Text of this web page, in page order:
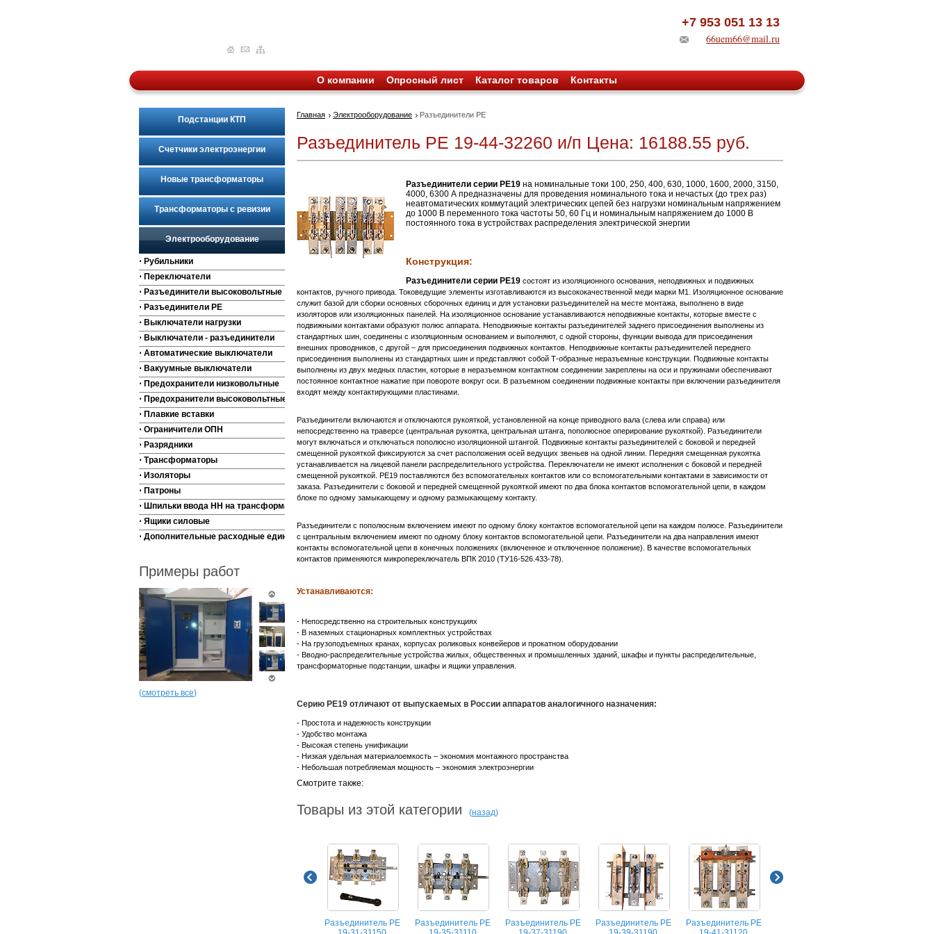
+7 953 051 13 13
66uem66@mail.ru
О компании Опросный лист Каталог товаров Контакты
Подстанции КТП
Счетчики электроэнергии
Новые трансформаторы
Трансформаторы с ревизии
Электрооборудование
⋅ Рубильники
⋅ Переключатели
⋅ Разъединители высоковольтные
⋅ Разъединители РЕ
⋅ Выключатели нагрузки
⋅ Выключатели - разъединители
⋅ Автоматические выключатели
⋅ Вакуумные выключатели
⋅ Предохранители низковольтные
⋅ Предохранители высоковольтные
⋅ Плавкие вставки
⋅ Ограничители ОПН
⋅ Разрядники
⋅ Трансформаторы
⋅ Изоляторы
⋅ Патроны
⋅ Шпильки ввода НН на трансформаторы
⋅ Ящики силовые
⋅ Дополнительные расходные единицы
Примеры работ
(смотреть все)
Главная Электрооборудование Разъединители РЕ
Разъединитель РЕ 19-44-32260 и/п Цена: 16188.55 руб.
Разъединители серии РЕ19 на номинальные токи 100, 250, 400, 630, 1000, 1600, 2000, 3150,
4000, 6300 А предназначены для проведения номинального тока и нечастых (до трех раз)
неавтоматических коммутаций электрических цепей без нагрузки номинальным напряжением
до 1000 В переменного тока частоты 50, 60 Гц и номинальным напряжением до 1000 В
постоянного тока в устройствах распределения электрической энергии
Конструкция:
Разъединители серии РЕ19 состоят из изоляционного основания, неподвижных и подвижных
контактов, ручного привода. Токоведущие элементы изготавливаются из высококачественной меди марки М1. Изоляционное основание
служит базой для сборки основных сборочных единиц и для установки разъединителей на месте монтажа, выполнено в виде
изоляторов или изоляционных панелей. На изоляционное основание устанавливаются неподвижные контакты, которые вместе с
подвижными контактами образуют полюс аппарата. Неподвижные контакты разъединителей заднего присоединения выполнены из
стандартных шин, соединены с изоляционным основанием и выполняют, с одной стороны, функции вывода для присоединения
внешних проводников, с другой – для присоединения подвижных контактов. Неподвижные контакты разъединителей переднего
присоединения выполнены из стандартных шин и представляют собой Т-образные неразъемные конструкции. Подвижные контакты
выполнены из двух медных пластин, которые в неразъемном контактном соединении закреплены на оси и пружинами обеспечивают
постоянное контактное нажатие при повороте вокруг оси. В разъемном соединении подвижные контакты при включении разъединителя
входят между контактирующими пластинами.
Разъединители включаются и отключаются рукояткой, установленной на конце приводного вала (слева или справа) или
непосредственно на траверсе (центральная рукоятка, центральная штанга, пополюсное оперирование рукояткой). Разъединители
могут включаться и отключаться пополюсно изоляционной штангой. Подвижные контакты разъединителей с боковой и передней
смещенной рукояткой фиксируются за счет расположения осей ведущих звеньев на одной линии. Передняя смещенная рукоятка
устанавливается на лицевой панели распределительного устройства. Переключатели не имеют исполнения с боковой и передней
смещенной рукояткой. РЕ19 поставляются без вспомогательных контактов или со вспомогательными контактами в зависимости от
заказа. Разъединители с боковой и передней смещенной рукояткой имеют по два блока контактов вспомогательной цепи, в каждом
блоке по одному замыкающему и одному размыкающему контакту.
Разъединители с пополюсным включением имеют по одному блоку контактов вспомогательной цепи на каждом полюсе. Разъединители
с центральным включением имеют по одному блоку контактов вспомогательной цепи. Разъединители на два направления имеют
контакты вспомогательной цепи в конечных положениях (включенное и отключенное положение). В качестве вспомогательных
контактов применяются микропереключатель ВПК 2010 (ТУ16-526.433-78).
Устанавливаются:
- Непосредственно на строительных конструкциях
- В наземных стационарных комплектных устройствах
- На грузоподъемных кранах, корпусах роликовых конвейеров и прокатном оборудовании
- Вводно-распределительные устройства жилых, общественных и промышленных зданий, шкафы и пункты распределительные,
трансформаторные подстанции, шкафы и ящики управления.
Серию РЕ19 отличают от выпускаемых в России аппаратов аналогичного назначения:
- Простота и надежность конструкции
- Удобство монтажа
- Высокая степень унификации
- Низкая удельная материалоемкость – экономия монтажного пространства
- Небольшая потребляемая мощность – экономия электроэнергии
Смотрите также:
Товары из этой категории (назад)
Разъединитель РЕ
Разъединитель РЕ
Разъединитель РЕ
Разъединитель РЕ
Разъединитель РЕ